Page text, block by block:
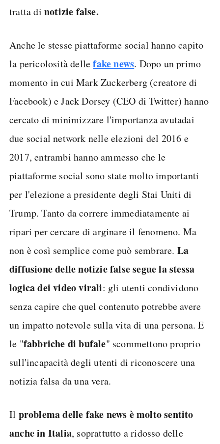
tratta di notizie false.
Anche le stesse piattaforme social hanno capito
la pericolosità dellefake news. Dopo un primo
momento in cui Mark Zuckerberg (creatore di
Facebook) e Jack Dorsey (CEO di Twitter) hanno
cercato di minimizzare l'importanza avutadai
due social network nelle elezioni del 2016 e
2017, entrambi hanno ammesso che le
piattaforme social sono state molto importanti
per l'elezione a presidente degli Stai Uniti di
Trump. Tanto da correre immediatamente ai
ripari per cercare di arginare il fenomeno. Ma
non è così semplice come può sembrare. La
diffusione delle notizie false segue la stessa
logica dei video virali: gli utenti condividono
senza capire che quel contenuto potrebbe avere
un impatto notevole sulla vita di una persona. E
le "fabbriche di bufale" scommettono proprio
sull'incapacità degli utenti di riconoscere una
notizia falsa da una vera.
Il problema delle fake news è molto sentito
anche in Italia, soprattutto a ridosso delle